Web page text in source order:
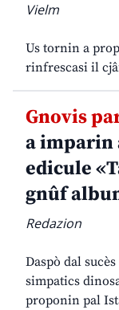
Vielm
Us tornin a
rinfrescasi il
Gnovis
a imparin
edicule
gnûf
Redazion
Daspò dal
simpatics
proponin pal